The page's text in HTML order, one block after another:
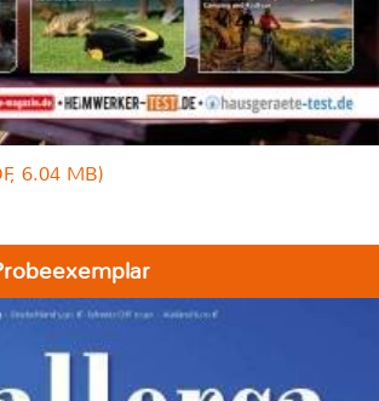
6.04 MB)